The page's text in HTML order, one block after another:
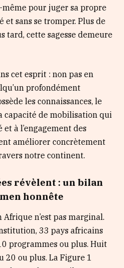
pour juger sa propre
sans se tromper. Plus de
tard, cette sagesse demeure
cet esprit : non pas en
profondément
les connaissances, le
de mobilisation qui
à l’engagement des
améliorer concrètement
notre continent.
révèlent : un bilan
honnête
Afrique n’est pas marginal.
33 pays africains
programmes ou plus. Huit
20 ou plus. La Figure 1